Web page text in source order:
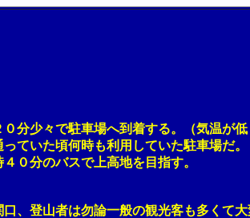
少々で駐車場へ到着する。（気温が低
いた頃何時も利用していた駐車場だ。
分のバスで上高地を目指す。
登山者は勿論一般の観光客も多くて大